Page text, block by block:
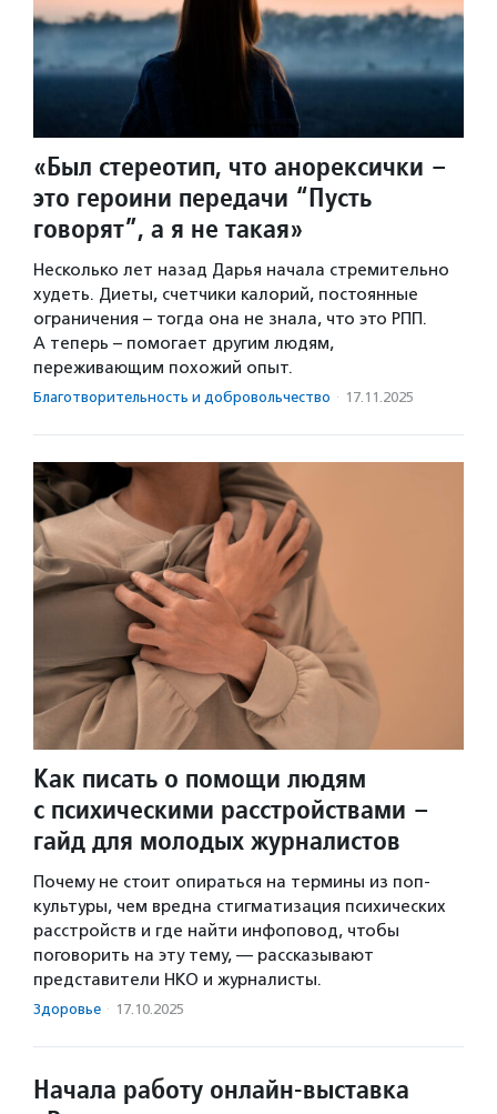
«Был стереотип, что анорексички –
это героини передачи “Пусть
говорят”, а я не такая»
Несколько лет назад Дарья начала стремительно
худеть. Диеты, счетчики калорий, постоянные
ограничения – тогда она не знала, что это РПП.
А теперь – помогает другим людям,
переживающим похожий опыт.
Благотвори­тель­ность и доброволь­чест­во · 17.11.2025
Как писать о помощи людям
с психическими расстройствами –
гайд для молодых журналистов
Почему не стоит опираться на термины из поп-
культуры, чем вредна стигматизация психических
расстройств и где найти инфоповод, чтобы
поговорить на эту тему, — рассказывают
представители НКО и журналисты.
Здоровье · 17.10.2025
Начала работу онлайн-выставка